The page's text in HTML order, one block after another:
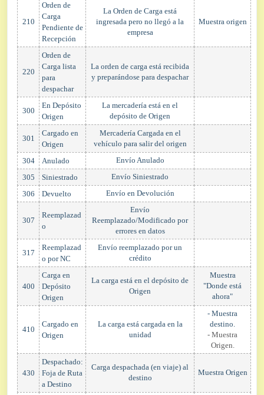
210
Orden de
Carga
Pendiente de
Recepción
La Orden de Carga está
ingresada pero no llegó a la
empresa
Muestra origen
220
Orden de
Carga lista
para
despachar
La orden de carga está recibida
y preparándose para despachar
300
En Depósito
Origen
La mercadería está en el
depósito de Origen
301
Cargado en
Origen
Mercadería Cargada en el
vehículo para salir del origen
304
Anulado
Envío Anulado
305
Siniestrado
Envío Siniestrado
306
Devuelto Envío en Devolución
307
Reemplazad
o
Envío
Reemplazado/Modificado por
errores en datos
317
Reemplazad
o por NC
Envío reemplazado por un
crédito
400
Carga en
Depósito
Origen
La carga está en el depósito de
Origen
Muestra
"Donde está
ahora"
410
Cargado en
Origen
La carga está cargada en la
unidad
- Muestra
destino.
- Muestra
Origen.
430
Despachado:
Foja de Ruta
a Destino
Carga despachada (en viaje) al
destino
Muestra Origen